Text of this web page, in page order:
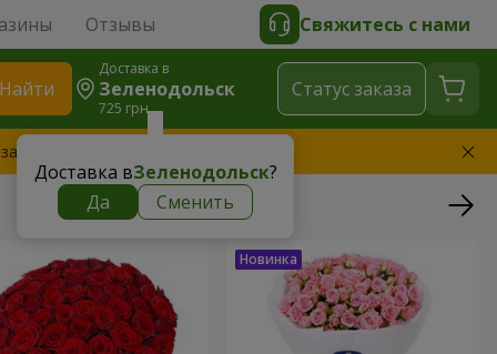
Отзывы Свяжитесь с нами
Найти
Доставка в
Зеленодольск
725 грн
Доставка вЗеленодольск?
Да
Сменить
Cтатус заказа
букет